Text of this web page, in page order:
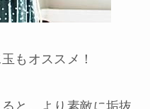
もオススメ！